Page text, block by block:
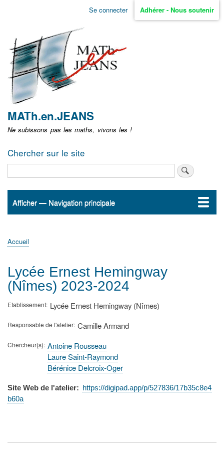
Aller
non
identifié
Se connecter Adhérer - Nous soutenir
MATh.en.JEANS
Ne subissons pas les maths, vivons les !
Chercher sur le site
Navigation
Afficher — Navigation principale
Accueil
ActualitésMATh.en.JEANS ?
Régions et Ateliers
Créer, gérer un atelier
Sujets/Publications
Congrès
d'Ariane
Accueil
Lycée Ernest Hemingway
(Nîmes) 2023-2024
Etablissement Lycée Ernest Hemingway (Nîmes)
Responsable de l'atelier Camille Armand
Chercheur(s) Antoine Rousseau
Laure Saint-Raymond
Bérénice Delcroix-Oger
Site Web de l'atelier
https://digipad.app/p/527836/17b35c8e4
b60a